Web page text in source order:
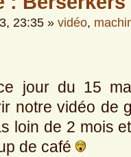
23:35 » vidéo,
jour du 15
notre vidéo de
loin de 2 mois
de café